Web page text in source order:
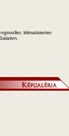
klimatisierter